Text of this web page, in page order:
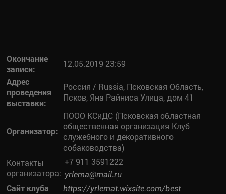
Окончание
записи:
12.05.2019 23:59
Адрес
проведения
выставки:
Россия / Russia, Псковская Область,
Псков, Яна Райниса Улица, дом 41
Организатор:
ПООО КСиДС (Псковская областная
общественная организация Клуб
служебного и декоративного
собаководства)
Контакты
организатора:
+7 911 3591222
yrlema@mail.ru
Сайт клуба https://yrlemat.wixsite.com/best